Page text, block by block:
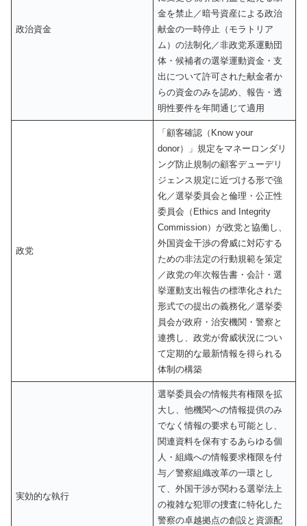
政治資金
金を禁止／暗号資産による政治
献金の一時停止（モラトリア
ム）の法制化／非政党系運動団
体・候補者の選挙運動資金・支
出について許可された献金者か
らの資金のみを認め、報告・透
明性要件を年間通じて適用
政党
「顧客確認（Know your
donor）」規定をマネーロンダリ
ング防止規制の顧客デューデリ
ジェンス規定に近づける形で強
化／選挙委員会と倫理・公正性
委員会（Ethics and Integrity
Commission）が政党と協働し、
外国資金干渉の脅威に対応する
ための非法定の行動規範を策定
／政党の年次報告書・会計・選
挙運動支出報告の標準化された
形式での提出の義務化／選挙委
員会が政府・治安機関・警察と
連携し、政党が脅威状況につい
て定期的な最新情報を得られる
体制の構築
実効的な執行
選挙委員会の情報共有権限を拡
大し、他機関への情報提供のみ
でなく情報の要求も可能とし、
関連資料を保有するあらゆる個
人・組織への情報要求権限を付
与／警察組織改革の一環とし
て、外国干渉が関わる選挙法上
の複雑な犯罪の捜査に特化した
警察の卓越拠点の創設と資源配